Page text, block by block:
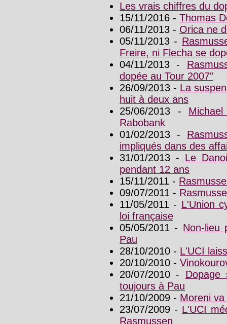
Les vrais chiffres du
15/11/2016 - Thomas
06/11/2013 - Orica ne
05/11/2013 -
Freire, ni Flecha se
04/11/2013 -
dopée au Tour 2007"
26/09/2013 - La
huit à deux ans
25/06/2013 -
Rabobank
01/02/2013 -
impliqués dans des
31/01/2013 - Le
pendant 12 ans
15/11/2011 -
09/07/2011 -
11/05/2011 - L'Union
loi française
05/05/2011 - Non-lieu
Pau
28/10/2010 - L'UCI
20/10/2010 -
20/07/2010 -
toujours à Pau
21/10/2009 - Moreni
23/07/2009 - L'UCI
Rasmussen